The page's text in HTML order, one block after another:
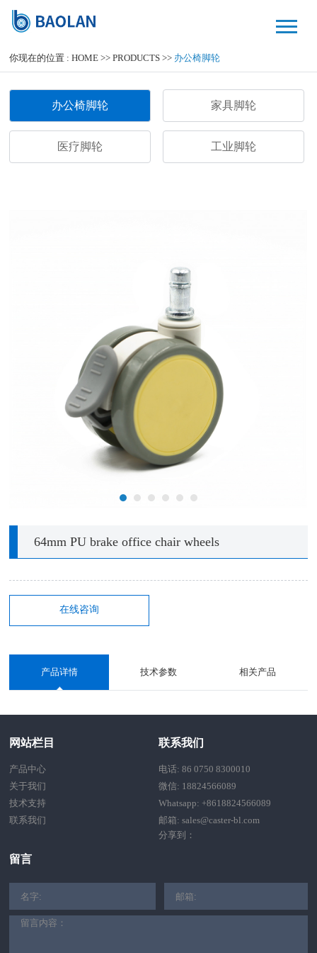
你现在的位置 :HOME >>PRODUCTS >> 办公椅脚轮
办公椅脚轮 家具脚轮
医疗脚轮 工业脚轮
64mm PU brake office chair wheels
在线咨询
产品详情 技术参数 相关产品
网站栏目
产品中心
关于我们
技术支持
联系我们
联系我们
电话: 86 0750 8300010
微信: 18824566089
Whatsapp: +8618824566089
邮箱: sales@caster-bl.com
分享到：
留言